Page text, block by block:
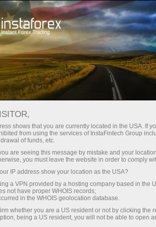
InstaForex-এর সাথে থেকে আপনি
লিভারেজ, মার্কেটের সেরা স্প্রেড ও কমিশন
স্টক ও ইনডেক্স ট্রেডিংয়ের জন্য সুবিধাজনক
শর্তাবলী।
স্বল্প
প্রতিটি ডিপোজিটে
30% বোনাস
গতির
পরিচয় ট্রেডিংয়ে এবং হাইওয়েতে পাওয়া যায়
shows that you are currently located in the USA. If
from using the services of InstaFintech Group
of funds, etc.
are seeing this message by mistake and your
you must leave the website in order to comply
IP address show your location as the USA?
a VPN provided by a hosting company based in the
not have proper WHOIS records;
in the WHOIS geolocation database.
whether you are a US resident or not by clicking the
being a US resident, you will not be able to open